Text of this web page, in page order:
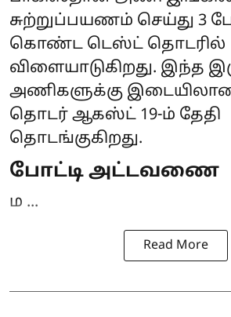
சுற்றுப்பயணம் செய்து 3
கொண்ட டெஸ்ட் தொடரில்
விளையாடுகிறது. இந்த
அணிகளுக்கு
தொடர் ஆகஸ்ட் 19-ம் தேதி
தொடங்குகிறது.
போட்டி அட்டவணை
ம ...
Read More